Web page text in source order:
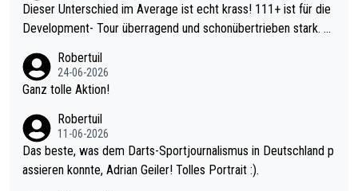
Dieser Unterschied im Average ist echt krass! 111+ ist für die
Development- Tour überragend und schonübertrieben stark. U
mal 40+ erst recht. Da gewinnst keinen Blumentopf - ist ja noc
h krasser wie ein Pokalspiel eines Kreisligisten vs einem Bund
Robertuil
24-06-2026
Ganz tolle Aktion!
Robertuil
11-06-2026
Das beste, was dem Darts-Sportjournalismus in Deutschland p
assieren konnte, Adrian Geiler! Tolles Portrait :).